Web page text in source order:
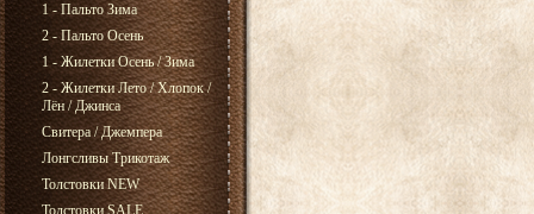
1 - Пальто Зима
2 - Пальто Осень
1 - Жилетки Осень / Зима
2 - Жилетки Лето / Хлопок /
Лён / Джинса
Свитера / Джемпера
Лонгсливы Трикотаж
Толстовки NEW
Толстовки SALE